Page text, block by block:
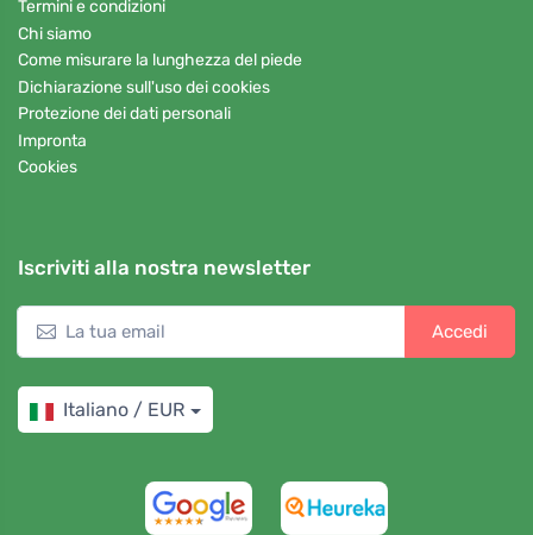
Termini e condizioni
Chi siamo
Come misurare la lunghezza del piede
Dichiarazione sull'uso dei cookies
Protezione dei dati personali
Impronta
Cookies
Iscriviti alla nostra newsletter
Accedi
Italiano / EUR